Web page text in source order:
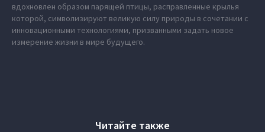
вдохновлен образом парящей птицы, расправленные крылья
которой, символизируют великую силу природы в сочетании с
инновационными технологиями, призванными задать новое
измерение жизни в мире будущего.
Читайте также